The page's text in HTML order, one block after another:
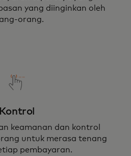
yang diinginkan oleh
orang.
Kontrol
keamanan dan kontrol
untuk merasa tenang
pembayaran.